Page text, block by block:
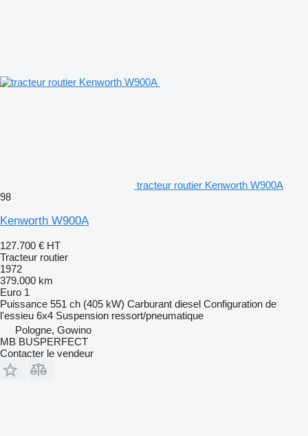
tracteur routier Kenworth W900A
98
Kenworth W900A
127.700 € HT
Tracteur routier
1972
379.000 km
Euro 1
Puissance 551 ch (405 kW) Carburant diesel Configuration de
l'essieu 6x4 Suspension ressort/pneumatique
Pologne, Gowino
MB BUSPERFECT
Contacter le vendeur